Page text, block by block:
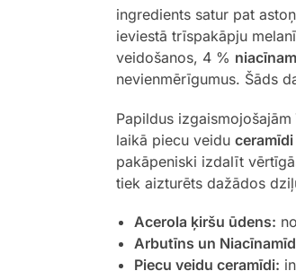
ingredients satur pat
ieviestā trīspakāpju
veidošanos, 4 %
nevienmērīgumus. Šāds
Papildus
laikā piecu veidu ceramīdi
pakāpeniski izdalīt
tiek aizturēts dažādos
Acerola ķiršu ūdens:
Arbutīns un
Piecu veidu ceramīdi: